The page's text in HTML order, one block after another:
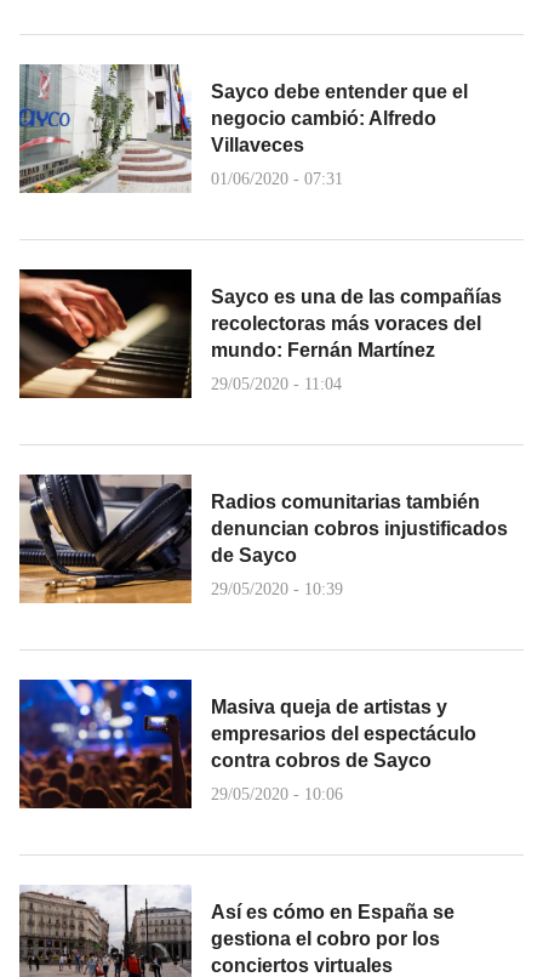
Sayco debe entender que el
negocio cambió: Alfredo
Villaveces
01/06/2020 - 07:31
Sayco es una de las compañías
recolectoras más voraces del
mundo: Fernán Martínez
29/05/2020 - 11:04
Radios comunitarias también
denuncian cobros injustificados
de Sayco
29/05/2020 - 10:39
Masiva queja de artistas y
empresarios del espectáculo
contra cobros de Sayco
29/05/2020 - 10:06
Así es cómo en España se
gestiona el cobro por los
conciertos virtuales